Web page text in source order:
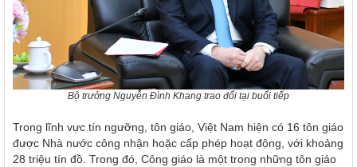
Bộ trưởng Nguyễn Đình Khang trao đổi tại buổi tiếp
Trong lĩnh vực tín ngưỡng, tôn giáo, Việt Nam hiện có 16 tôn giáo
được Nhà nước công nhận hoặc cấp phép hoạt động, với khoảng
28 triệu tín đồ. Trong đó, Công giáo là một trong những tôn giáo